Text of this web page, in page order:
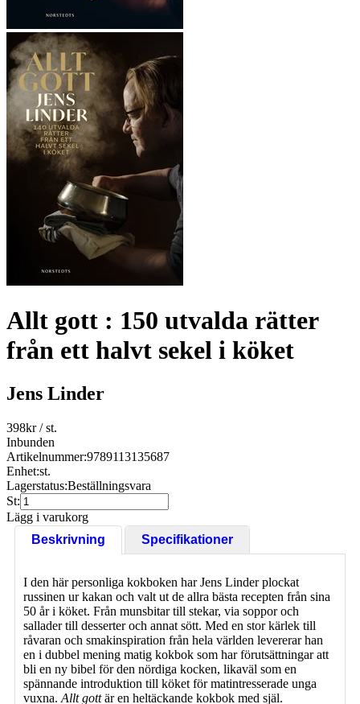
Allt gott : 150 utvalda rätter
från ett halvt sekel i köket
Jens Linder
398kr/ st.
Inbunden
Artikelnummer:9789113135687
Enhet:st.
Lagerstatus:Beställningsvara
St:
Lägg i varukorg
Beskrivning
Specifikationer
I den här personliga kokboken har Jens Linder plockat
russinen ur kakan och valt ut de allra bästa recepten från sina
50 år i köket. Från munsbitar till stekar, via soppor och
sallader till desserter och annat sött. Med en stor kärlek till
råvaran och smakinspiration från hela världen levererar han
en i dubbel mening matig kokbok som har förutsättningar att
bli en ny bibel för den nördiga kocken, likaväl som en
spännande introduktion till köket för matintresserade unga
vuxna. Allt gottär en heltäckande kokbok med själ.